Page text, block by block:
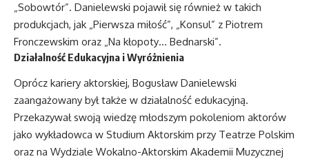
„Sobowtór”. Danielewski pojawił się również w takich
produkcjach, jak „Pierwsza miłość”, „Konsul” z Piotrem
Fronczewskim oraz „Na kłopoty… Bednarski”.
Działalność Edukacyjna i Wyróżnienia
Oprócz kariery aktorskiej, Bogusław Danielewski
zaangażowany był także w działalność edukacyjną.
Przekazywał swoją wiedzę młodszym pokoleniom aktorów
jako wykładowca w Studium Aktorskim przy Teatrze Polskim
oraz na Wydziale Wokalno-Aktorskim Akademii Muzycznej